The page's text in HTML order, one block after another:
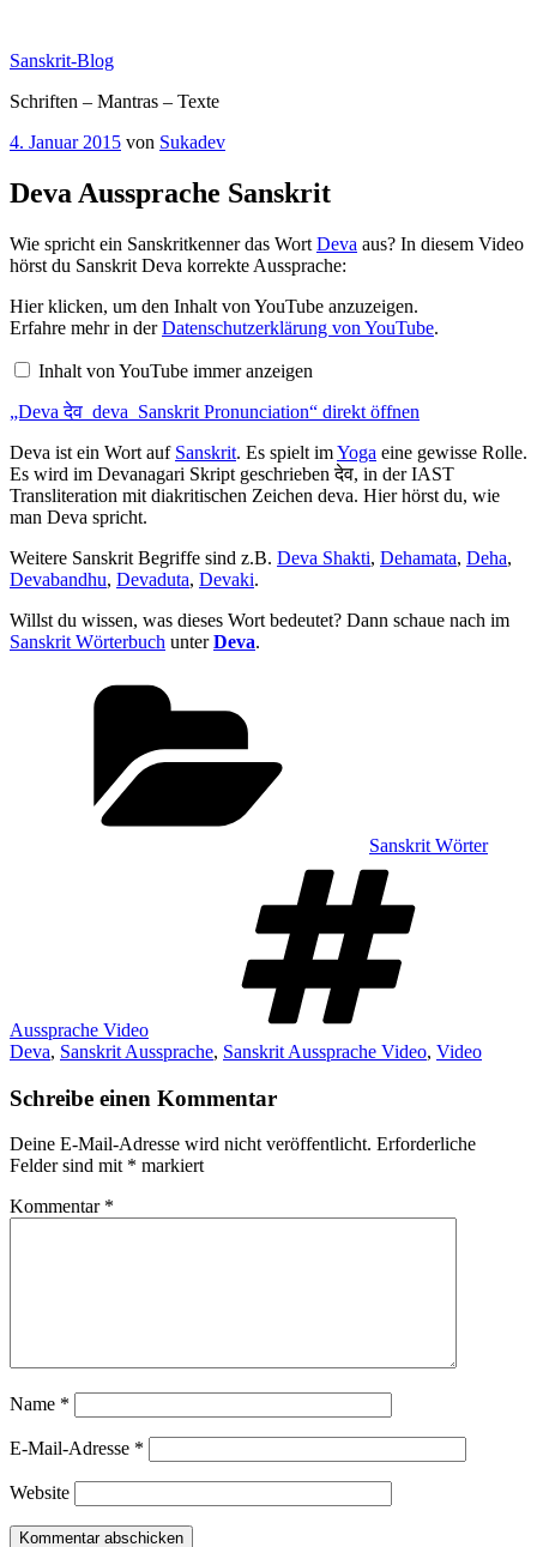
springen
Sanskrit-Blog
Schriften – Mantras – Texte
Veröffentlicht
4. Januar 2015 von Sukadev
Deva Aussprache Sanskrit
Wie spricht ein Sanskritkenner das Wort Deva aus? In diesem Video
hörst du Sanskrit Deva korrekte Aussprache:
„Deva
देव
Sanskrit
Pronunciation“
YouTube
Hier klicken, um den Inhalt von YouTube anzuzeigen.
Erfahre mehr in derDatenschutzerklärung von YouTube.
Inhalt von YouTube immer anzeigen
„Deva देव deva Sanskrit Pronunciation“ direkt öffnen
Deva ist ein Wort auf Sanskrit. Es spielt imYoga eine gewisse Rolle.
Es wird im Devanagari Skript geschrieben देव, in der IAST
Transliteration mit diakritischen Zeichen deva. Hier hörst du, wie
man Deva spricht.
Weitere Sanskrit Begriffe sind z.B. Deva Shakti, Dehamata, Deha,
Devabandhu, Devaduta, Devaki.
Willst du wissen, was dieses Wort bedeutet? Dann schaue nach im
Sanskrit Wörterbuch unterDeva.
Sanskrit Wörter
Aussprache Video
Deva, Sanskrit Aussprache, Sanskrit Aussprache Video, Video
Schreibe einen Kommentar
Deine E-Mail-Adresse wird nicht veröffentlicht. Erforderliche
Felder sind mit * markiert
Kommentar *
Name *
E-Mail-Adresse *
Website